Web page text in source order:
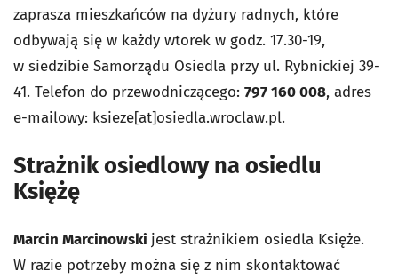
zaprasza mieszkańców na dyżury radnych, które
odbywają się w każdy wtorek w godz. 17.30-19,
w siedzibie Samorządu Osiedla przy ul. Rybnickiej 39-
41. Telefon do przewodniczącego: 797 160 008, adres
e-mailowy: ksieze[at]osiedla.wroclaw.pl.
Strażnik osiedlowy na osiedlu
Księżę
Marcin Marcinowski jest strażnikiem osiedla Księże.
W razie potrzeby można się z nim skontaktować